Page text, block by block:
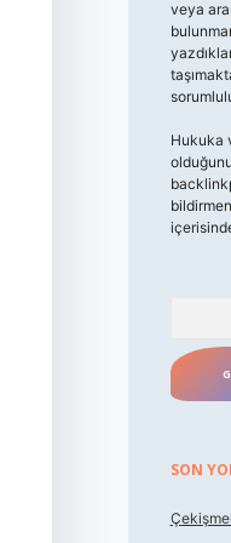
veya
Hukuka
SON